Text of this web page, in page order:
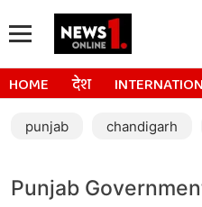
HOME देश
punjab chandigarh
Punjab Government